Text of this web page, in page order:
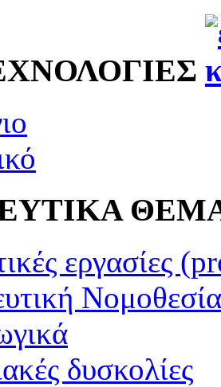
εργασίες
Νομοθεσία
δυσκολίες